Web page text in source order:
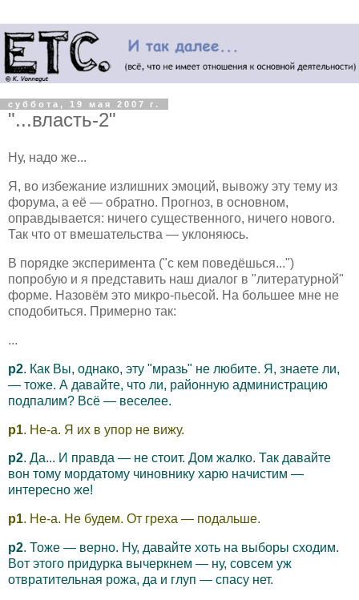
суббота, 19 мая 2007 г.
"...власть-2"
Ну, надо же...
Я, во избежание излишних эмоций, вывожу эту тему из
форума, а её — обратно. Прогноз, в основном,
оправдывается: ничего существенного, ничего нового.
Так что от вмешательства — уклоняюсь.
В порядке эксперимента ("с кем поведёшься...")
попробую и я представить наш диалог в "литературной"
форме. Назовём это микро-пьесой. На большее мне не
сподобиться. Примерно так:
...
p2. Как Вы, однако, эту "мразь" не любите. Я, знаете ли,
— тоже. А давайте, что ли, районную администрацию
подпалим? Всё — веселее.
p1. Не-а. Я их в упор не вижу.
p2. Да... И правда — не стоит. Дом жалко. Так давайте
вон тому мордатому чиновнику харю начистим —
интересно же!
p1. Не-а. Не будем. От греха — подальше.
p2. Тоже — верно. Ну, давайте хоть на выборы сходим.
Вот этого придурка вычеркнем — ну, совсем уж
отвратительная рожа, да и глуп — спасу нет.